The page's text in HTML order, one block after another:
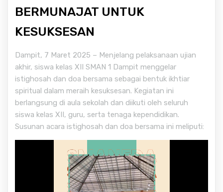
BERMUNAJAT UNTUK
KESUKSESAN
Dampit, 7 Maret 2025 – Menjelang pelaksanaan ujian
akhir, siswa kelas XII SMAN 1 Dampit menggelar
istighosah dan doa bersama sebagai bentuk ikhtiar
spiritual dalam meraih kesuksesan. Kegiatan ini
berlangsung di aula sekolah dan diikuti oleh seluruh
siswa kelas XII, guru, serta tenaga kependidikan.
Susunan acara istighosah dan doa bersama ini meliputi: